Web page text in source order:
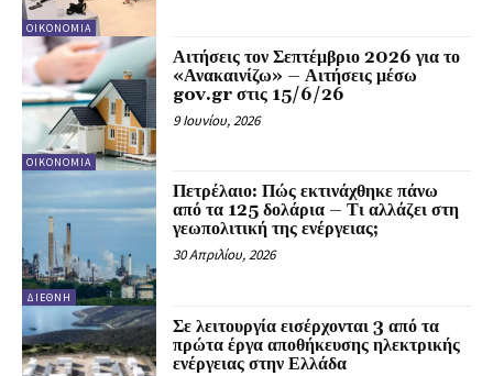
ΟΙΚΟΝΟΜΊΑ
ΟΙΚΟΝΟΜΊΑ
Αιτήσεις τον Σεπτέμβριο 2026 για το
«Ανακαινίζω» – Αιτήσεις μέσω
gov.gr στις 15/6/26
9 Ιουνίου, 2026
ΔΙΕΘΝΉ
Πετρέλαιο: Πώς εκτινάχθηκε πάνω
από τα 125 δολάρια – Τι αλλάζει στη
γεωπολιτική της ενέργειας;
30 Απριλίου, 2026
Σε λειτουργία εισέρχονται 3 από τα
πρώτα έργα αποθήκευσης ηλεκτρικής
ενέργειας στην Ελλάδα